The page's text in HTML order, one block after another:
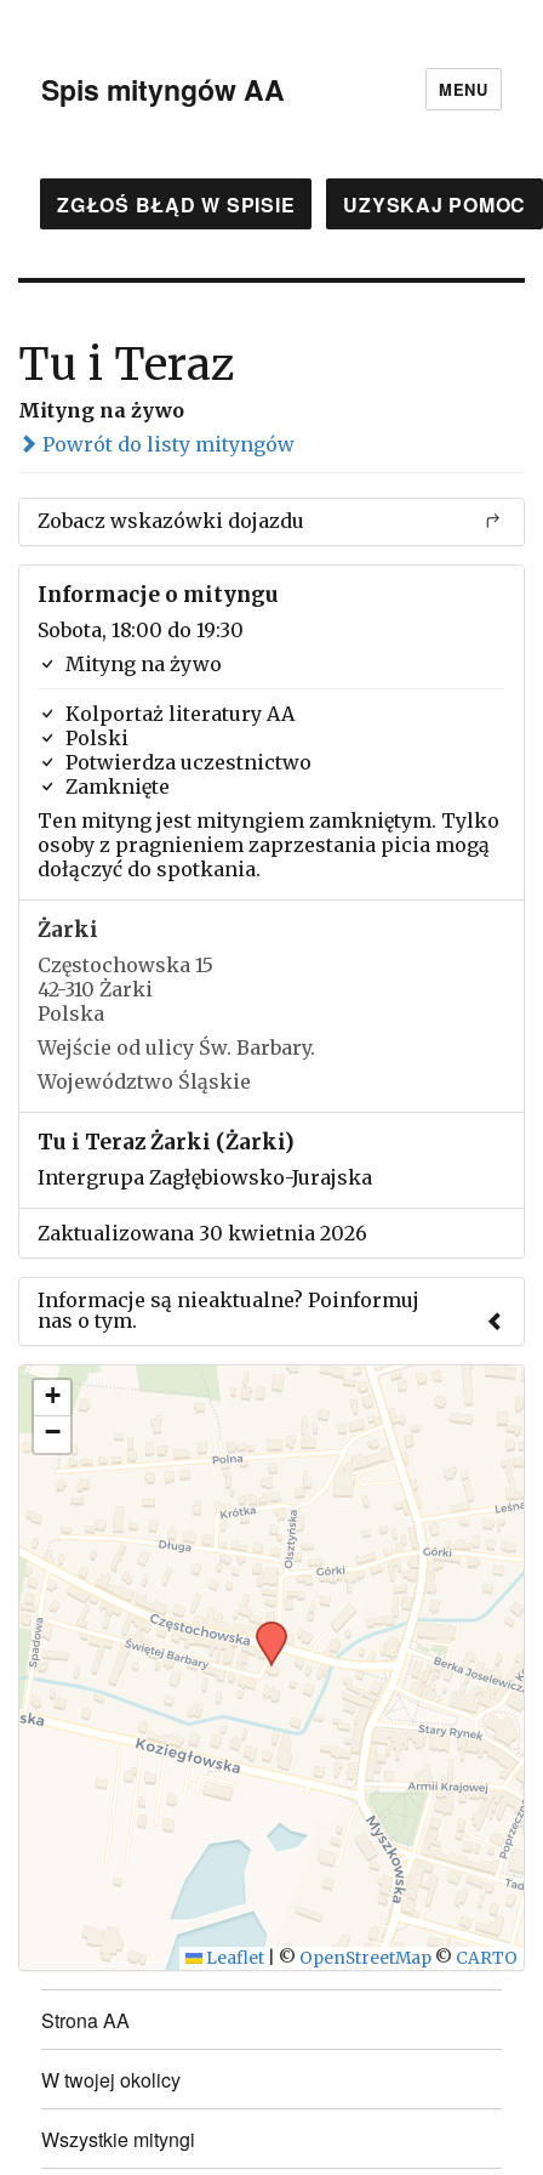
Spis mityngów AA MENU
ZGŁOŚ BŁĄD W SPISIE UZYSKAJ POMOC
Tu i Teraz
Mityng na żywo
Powrót do listy mityngów
Zobacz wskazówki dojazdu
Informacje o mityngu
Sobota, 18:00 do 19:30
Mityng na żywo
Kolportaż literatury AA
Polski
Potwierdza uczestnictwo
Zamknięte
Ten mityng jest mityngiem zamkniętym. Tylko
osoby z pragnieniem zaprzestania picia mogą
dołączyć do spotkania.
Żarki
Częstochowska 15
42-310 Żarki
Polska
Wejście od ulicy Św. Barbary.
Województwo Śląskie
Tu i Teraz Żarki (Żarki)
Intergrupa Zagłębiowsko-Jurajska
Zaktualizowana 30 kwietnia 2026
Informacje są nieaktualne? Poinformuj
nas o tym.
Użyj tego formularza aby przesłać informację o
zmianach w powyższym mityngu.
WYŚLIJ
+
−
Leaflet © OpenStreetMap © CARTO
Strona AA
W twojej okolicy
Wszystkie mityngi